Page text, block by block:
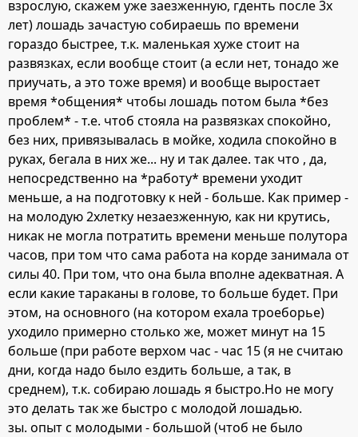
взрослую, скажем уже заезженную, гденть после 3х
лет) лошадь зачастую собираешь по времени
гораздо быстрее, т.к. маленькая хуже стоит на
развязках, если вообще стоит (а если нет, тонадо же
приучать, а это тоже время) и вообще выростает
время *общения* чтобы лошадь потом была *без
проблем* - т.е. чтоб стояла на развязках спокойно,
без них, привязывалась в мойке, ходила спокойно в
руках, бегала в них же... ну и так далее. так что , да,
непосредственно на *работу* времени уходит
меньше, а на подготовку к ней - больше. Как пример -
на молодую 2хлетку незаезженную, как ни крутись,
никак не могла потратить времени меньше полутора
часов, при том что сама работа на корде занимала от
силы 40. При том, что она была вполне адекватная. А
если какие тараканы в голове, то больше будет. При
этом, на основного (на котором ехала троеборье)
уходило примерно столько же, может минут на 15
больше (при работе верхом час - час 15 (я не считаю
дни, когда надо было ездить больше, а так, в
среднем), т.к. собираю лошадь я быстро.Но не могу
это делать так же быстро с молодой лошадью.
зы. опыт с молодыми - большой (чтоб не было